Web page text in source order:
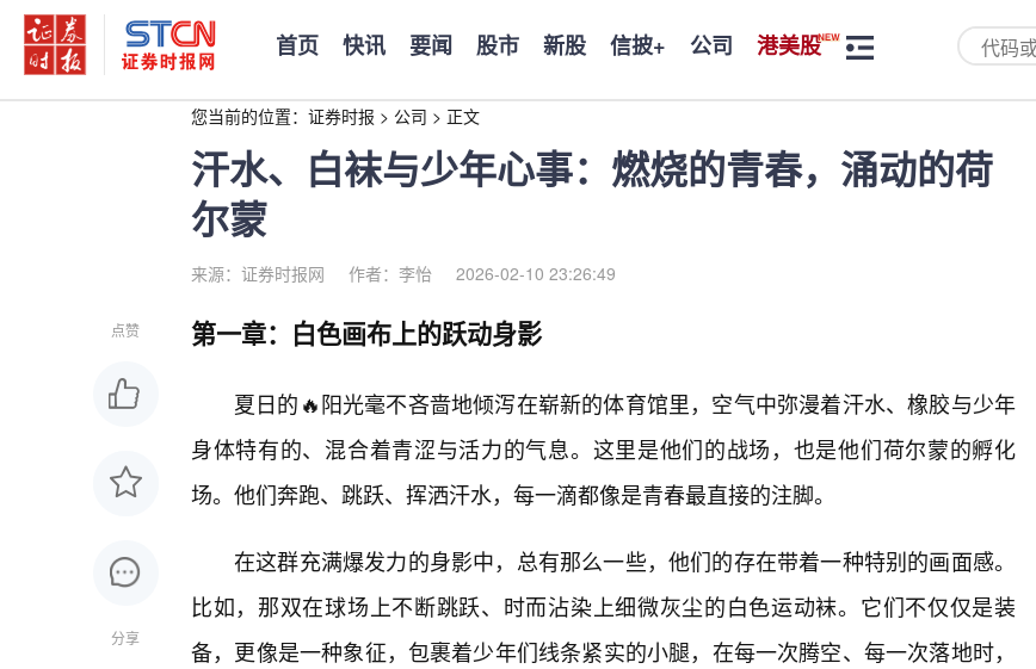
首页 快讯 要闻 股市 新股 信披+ 公司 港美股
您当前的位置： 证券时报 > 公司 > 正文
汗水、白袜与少年心事：燃烧的青春，涌动的荷
尔蒙
来源：证券时报网 作者：李怡 2026-02-10 23:26:49
点赞
分享
第一章：白色画布上的跃动身影
夏日的🔥阳光毫不吝啬地倾泻在崭新的体育馆里，空气中弥漫着汗水、橡胶与少年
身体特有的、混合着青涩与活力的气息。这里是他们的战场，也是他们荷尔蒙的孵化
场。他们奔跑、跳跃、挥洒汗水，每一滴都像是青春最直接的注脚。
在这群充满爆发力的身影中，总有那么一些，他们的存在带着一种特别的画面感。
比如，那双在球场上不断跳跃、时而沾染上细微灰尘的白色运动袜。它们不仅仅是装
备，更像是一种象征，包裹着少年们线条紧实的小腿，在每一次腾空、每一次落地时，